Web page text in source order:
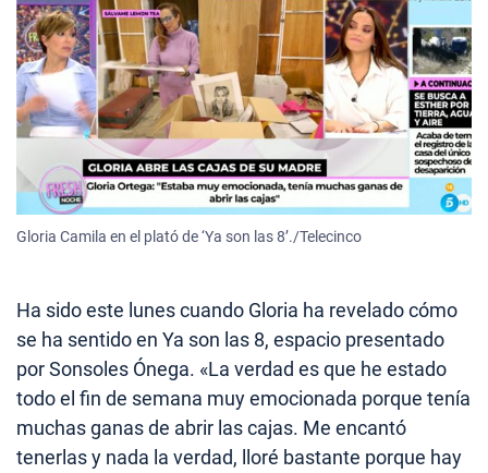
Gloria Camila en el plató de ‘Ya son las 8’./Telecinco
Ha sido este lunes cuando Gloria ha revelado cómo
se ha sentido en Ya son las 8, espacio presentado
por Sonsoles Ónega. «La verdad es que he estado
todo el fin de semana muy emocionada porque tenía
muchas ganas de abrir las cajas. Me encantó
tenerlas y nada la verdad, lloré bastante porque hay